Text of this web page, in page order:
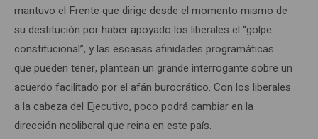
mantuvo el Frente que dirige desde el momento mismo de
su destitución por haber apoyado los liberales el “golpe
constitucional”, y las escasas afinidades programáticas
que pueden tener, plantean un grande interrogante sobre un
acuerdo facilitado por el afán burocrático. Con los liberales
a la cabeza del Ejecutivo, poco podrá cambiar en la
dirección neoliberal que reina en este país.